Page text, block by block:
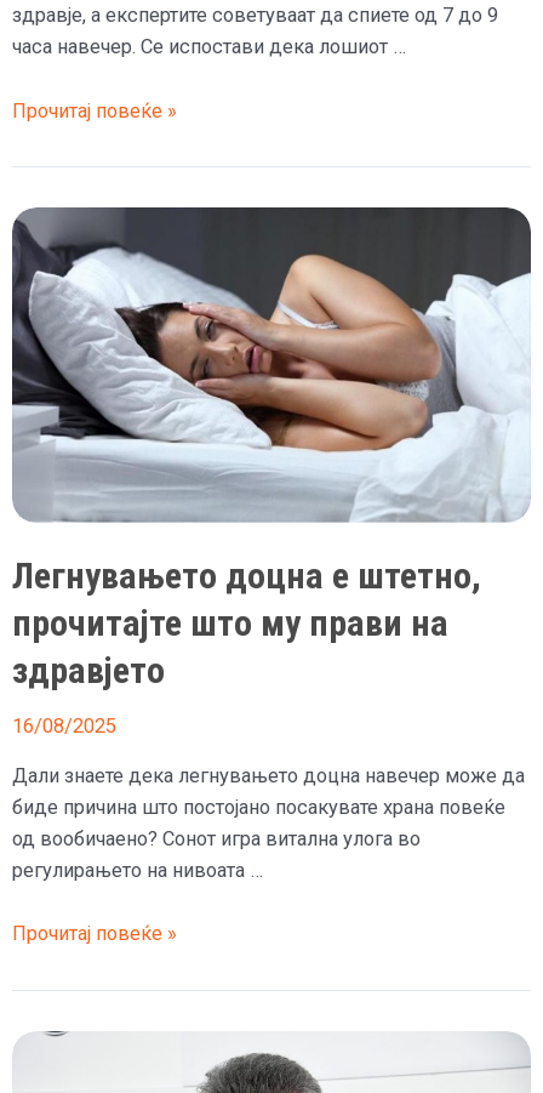
здравје, а експертите советуваат да спиете од 7 до 9
часа навечер. Се испостави дека лошиот …
Лошиот
не
само
што
прави
да
се
чувствувате
поспано,
побрзо
старее
Прочитај повеќе »
Легнувањето доцна е штетно,
прочитајте што му прави на
здравјето
16/08/2025
Дали знаете дека легнувањето доцна навечер може да
биде причина што постојано посакувате храна повеќе
од вообичаено? Сонот игра витална улога во
регулирањето на нивоата …
Легнувањето
е
штетно,
Прочитај повеќе »